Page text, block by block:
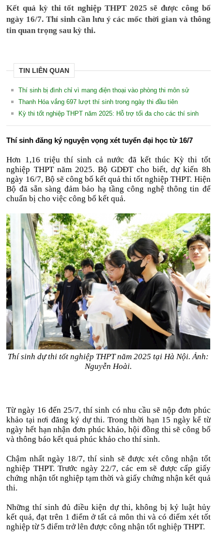
Kết quả kỳ thi tốt nghiệp THPT 2025 sẽ được công bố
ngày 16/7. Thí sinh cần lưu ý các mốc thời gian và thông
tin quan trọng sau kỳ thi.
TIN LIÊN QUAN
Thí sinh bị đình chỉ vì mang điện thoại vào phòng thi môn sử
Thanh Hóa vắng 697 lượt thí sinh trong ngày thi đầu tiên
Kỳ thi tốt nghiệp THPT năm 2025: Hỗ trợ tối đa cho các thí sinh
Thí sinh đăng ký nguyện vọng xét tuyển đại học từ 16/7
Hơn 1,16 triệu thí sinh cả nước đã kết thúc Kỳ thi tốt
nghiệp THPT năm 2025. Bộ GDĐT cho biết, dự kiến 8h
ngày 16/7, Bộ sẽ công bố kết quả thi tốt nghiệp THPT. Hiện
Bộ đã sẵn sàng đảm bảo hạ tầng công nghệ thông tin để
chuẩn bị cho việc công bố kết quả.
Thí sinh dự thi tốt nghiệp THPT năm 2025 tại Hà Nội. Ảnh:
Nguyễn Hoài.
Từ ngày 16 đến 25/7, thí sinh có nhu cầu sẽ nộp đơn phúc
khảo tại nơi đăng ký dự thi. Trong thời hạn 15 ngày kể từ
ngày hết hạn nhận đơn phúc khảo, hội đồng thi sẽ công bố
và thông báo kết quả phúc khảo cho thí sinh.
Chậm nhất ngày 18/7, thí sinh sẽ được xét công nhận tốt
nghiệp THPT. Trước ngày 22/7, các em sẽ được cấp giấy
chứng nhận tốt nghiệp tạm thời và giấy chứng nhận kết quả
thi.
Những thí sinh đủ điều kiện dự thi, không bị kỷ luật hủy
kết quả, đạt trên 1 điểm ở tất cả môn thi và có điểm xét tốt
nghiệp từ 5 điểm trở lên được công nhận tốt nghiệp THPT.